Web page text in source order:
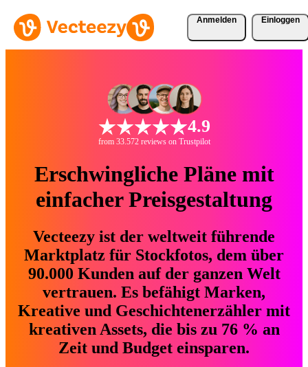
Anmelden Einloggen
4.9
from 33.572 reviews on Trustpilot
Erschwingliche Pläne mit
einfacher Preisgestaltung
Vecteezy ist der weltweit führende
Marktplatz für Stockfotos, dem über
90.000 Kunden auf der ganzen Welt
vertrauen. Es befähigt Marken,
Kreative und Geschichtenerzähler mit
kreativen Assets, die bis zu 76 % an
Zeit und Budget einsparen.